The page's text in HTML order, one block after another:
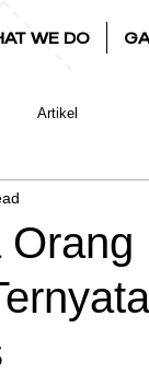
WE DO
Artikel